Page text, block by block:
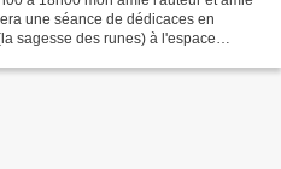
une séance de dédicaces en
sagesse des runes) à l'espace